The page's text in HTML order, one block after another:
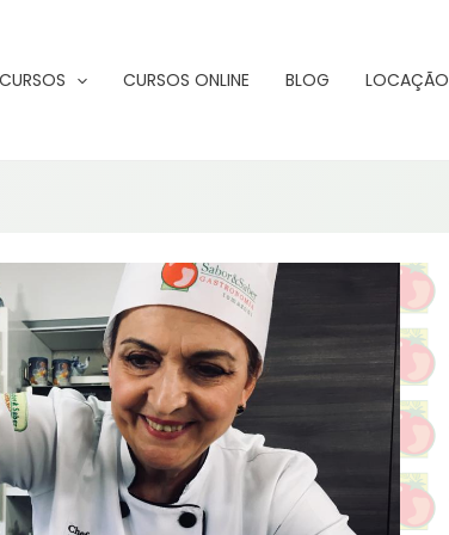
CURSOS CURSOS ONLINE BLOG LOCAÇÃO